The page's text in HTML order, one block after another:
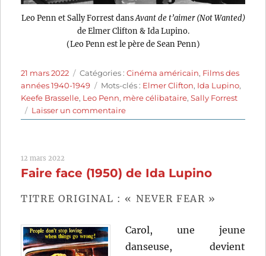
Leo Penn et Sally Forrest dansAvant de t’aimer (Not Wanted)
de Elmer Clifton & Ida Lupino.
(Leo Penn est le père de Sean Penn)
Publié
le
21 mars 2022 Catégories
Catégories :Cinéma américain, Films des
années 1940-1949
Étiquettes
Mots-clés : Elmer Clifton, Ida Lupino,
Keefe Brasselle, Leo Penn, mère célibataire,Sally Forrest
Laisser un commentairesur
Avant
de
Clifton
Lupino
12 mars 2022
Faire face (1950) de Ida Lupino
TITRE ORIGINAL : « NEVER FEAR »
Carol, une jeune
danseuse, devient